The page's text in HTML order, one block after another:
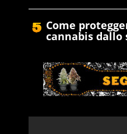
Come
cannabis dallo